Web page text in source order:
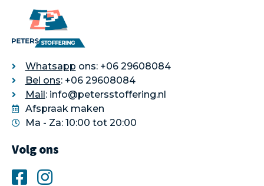
Whatsapp ons: +06 29608084
Bel ons: +06 29608084
Mail: info@petersstoffering.nl
Afspraak maken
Ma - Za: 10:00 tot 20:00
Volg ons